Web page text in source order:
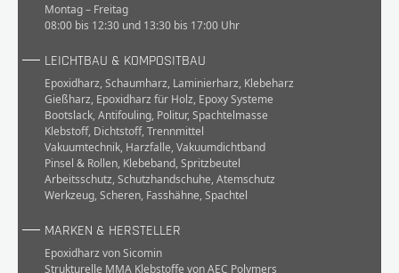
Montag – Freitag
08:00 bis 12:30 und 13:30 bis 17:00 Uhr
LEICHTBAU & KOMPOSITBAU
Epoxidharz, Schaumharz, Laminierharz, Klebeharz
Gießharz, Epoxidharz für Holz, Epoxy Systeme
Bootslack, Antifouling, Politur, Spachtelmasse
Klebstoff, Dichtstoff, Trennmittel
Vakuumtechnik, Harzfalle, Vakuumdichtband
Pinsel & Rollen, Klebeband, Spritzbeutel
Arbeitsschutz, Schutzhandschuhe, Atemschutz
Werkzeug, Scheren, Fasshähne, Spachtel
MARKEN & HERSTELLER
Epoxidharz von Sicomin
Strukturelle MMA Klebstoffe von AEC Polymers